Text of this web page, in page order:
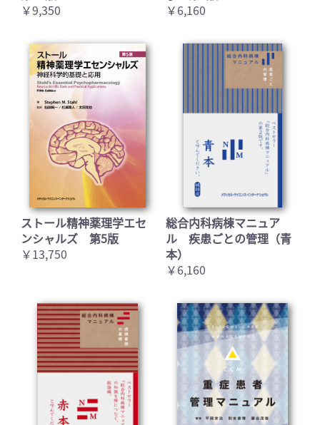
お買い物を続ける カートへ進む
￥9,350
￥6,160
ストール精神薬理学エセ
ンシャルズ 第5版
￥13,750
総合内科病棟マニュア
ル 疾患ごとの管理（青
本）
￥6,160